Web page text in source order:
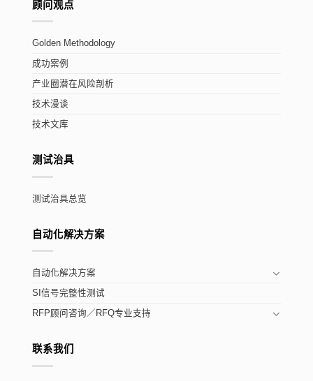
顾问观点
Golden Methodology
成功案例
产业圈潜在风险剖析
技术漫谈
技术文库
测试治具
测试治具总览
自动化解决方案
自动化解决方案
SI信号完整性测试
RFP顾问咨询／RFQ专业支持
联系我们